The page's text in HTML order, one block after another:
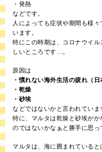
・発熱
などです。
人によっても症状や期間も様
います。
特にこの時期は、コロナウイ
しいところです…。
原因は
・慣れない海外生活の疲れ（
・乾燥
・砂埃
などではないかと言われていま
特に、マルタは乾燥と砂埃が
のではないかなぁと勝手に思っ
マルタは、海に囲まれていると